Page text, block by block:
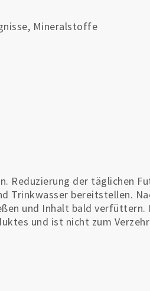
Mineralstoffe
Reduzierung der täglichen
Trinkwasser bereitstellen.
und Inhalt bald verfüttern.
und ist nicht zum